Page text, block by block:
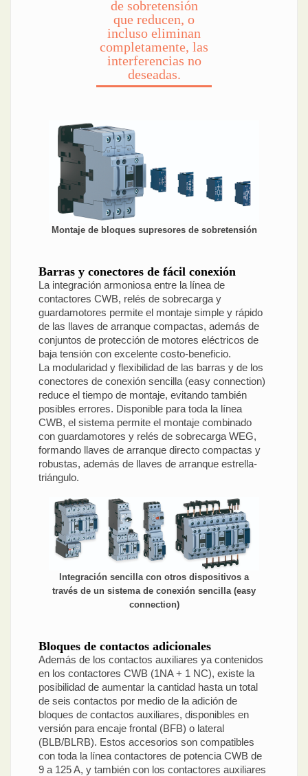
de sobretensión
que reducen, o
incluso eliminan
completamente, las
interferencias no
deseadas.
Montaje de bloques supresores de sobretensión
Barras y conectores de fácil conexión
La integración armoniosa entre la línea de
contactores CWB, relés de sobrecarga y
guardamotores permite el montaje simple y rápido
de las llaves de arranque compactas, además de
conjuntos de protección de motores eléctricos de
baja tensión con excelente costo-beneficio.
La modularidad y flexibilidad de las barras y de los
conectores de conexión sencilla (easy connection)
reduce el tiempo de montaje, evitando también
posibles errores. Disponible para toda la línea
CWB, el sistema permite el montaje combinado
con guardamotores y relés de sobrecarga WEG,
formando llaves de arranque directo compactas y
robustas, además de llaves de arranque estrella-
triángulo.
Integración sencilla con otros dispositivos a
través de un sistema de conexión sencilla (easy
connection)
Bloques de contactos adicionales
Además de los contactos auxiliares ya contenidos
en los contactores CWB (1NA + 1 NC), existe la
posibilidad de aumentar la cantidad hasta un total
de seis contactos por medio de la adición de
bloques de contactos auxiliares, disponibles en
versión para encaje frontal (BFB) o lateral
(BLB/BLRB). Estos accesorios son compatibles
con toda la línea contactores de potencia CWB de
9 a 125 A, y también con los contactores auxiliares